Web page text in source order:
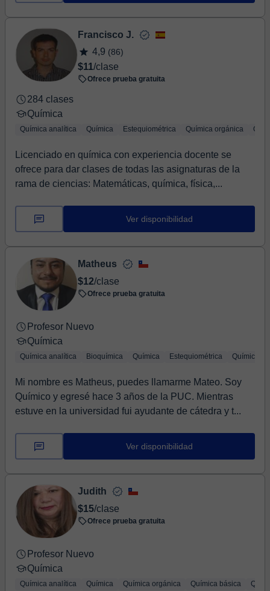
Francisco J.
4,9 (86)
$11/clase
Ofrece prueba gratuita
284 clases
Química
Química analítica Química Estequiométrica Química orgánica
Licenciado en química con experiencia docente se
ofrece para dar clases de todas las asignaturas de la
rama de ciencias: Matemáticas, química, física,...
Ver disponibilidad
Matheus
$12/clase
Ofrece prueba gratuita
Profesor Nuevo
Química
Química analítica Bioquímica Química Estequiométrica Química
Mi nombre es Matheus, puedes llamarme Mateo. Soy
Químico y egresé hace 3 años de la PUC. Mientras
estuve en la universidad fui ayudante de cátedra y t...
Ver disponibilidad
Judith
$15/clase
Ofrece prueba gratuita
Profesor Nuevo
Química
Química analítica Química Química orgánica Química básica